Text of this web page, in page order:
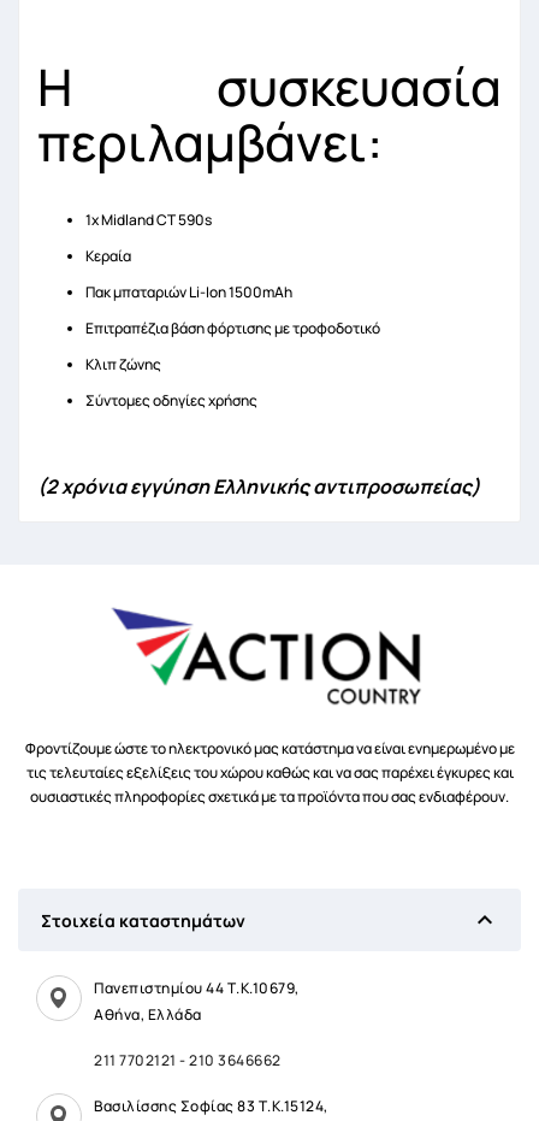
Η συσκευασία
περιλαμβάνει:
1x Midland CT 590s
Κεραία
Πακ μπαταριών Li-Ion 1500mAh
Επιτραπέζια βάση φόρτισης με τροφοδοτικό
Κλιπ ζώνης
Σύντομες οδηγίες χρήσης
(2 χρόνια εγγύηση Ελληνικής αντιπροσωπείας)
Φροντίζουμε ώστε το ηλεκτρονικό μας κατάστημα να είναι ενημερωμένο με
τις τελευταίες εξελίξεις του χώρου καθώς και να σας παρέχει έγκυρες και
ουσιαστικές πληροφορίες σχετικά με τα προϊόντα που σας ενδιαφέρουν.
Στοιχεία καταστημάτων 
Πανεπιστημίου 44 Τ.Κ.10679,
Αθήνα, Ελλάδα
211 7702121 -210 3646662
Βασιλίσσης Σοφίας 83 Τ.Κ.15124,